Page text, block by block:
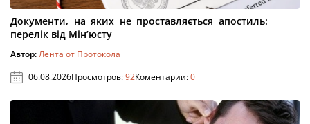
Документи, на яких не проставляється апостиль:
перелік від Мін’юсту
Автор:Лента от Протокола
06.08.2026Просмотров:92Коментарии:0